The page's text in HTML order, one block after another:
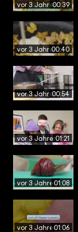
vor 3 Jahren00:39
vor 3 Jahren00:40
vor 3 Jahren00:54
vor 3 Jahren01:21
vor 3 Jahren01:08
vor 3 Jahren01:06